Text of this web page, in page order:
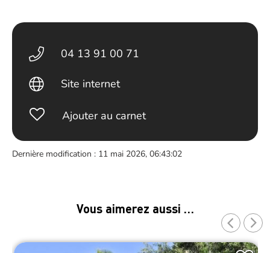
04 13 91 00 71
Site internet
Ajouter au carnet
Dernière modification : 11 mai 2026, 06:43:02
Vous aimerez aussi …